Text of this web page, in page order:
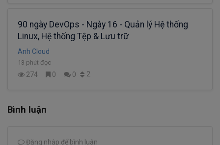
90 ngày DevOps - Ngày 16 - Quản lý Hệ thống
Linux, Hệ thống Tệp & Lưu trữ
Anh Cloud
13 phút đọc
274 0 0 2
Bình luận
Đăng nhập để bình luận